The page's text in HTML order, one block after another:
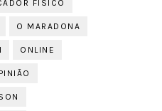
FÍSICO
O MARADONA
ONLINE